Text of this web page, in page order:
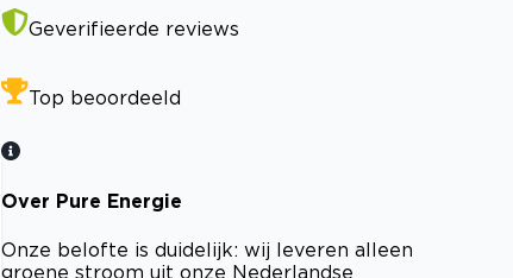
Geverifieerde reviews
Top beoordeeld
Over Pure Energie
Onze belofte is duidelijk: wij leveren alleen
groene stroom uit onze Nederlandse